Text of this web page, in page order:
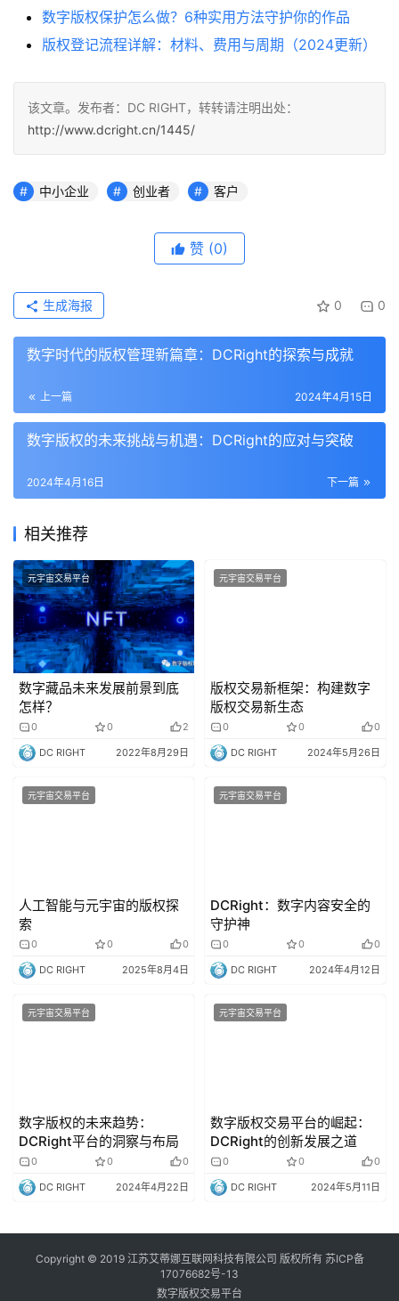
数字版权保护怎么做？6种实用方法守护你的作品
版权登记流程详解：材料、费用与周期（2024更新）
该文章。发布者：DC RIGHT，转转请注明出处：
http://www.dcright.cn/1445/
中小企业 创业者 客户
赞 (0)
0 0
生成海报
数字时代的版权管理新篇章：DCRight的探索与成就
上一篇 2024年4月15日
数字版权的未来挑战与机遇：DCRight的应对与突破
下一篇
2024年4月16日
相关推荐
元宇宙交易平台
数字藏品未来发展前景到底
怎样？
0 0 2
DC RIGHT 2022年8月29日
元宇宙交易平台
版权交易新框架：构建数字
版权交易新生态
0 0 0
DC RIGHT 2024年5月26日
元宇宙交易平台
人工智能与元宇宙的版权探
索
0 0 0
DC RIGHT 2025年8月4日
元宇宙交易平台
DCRight：数字内容安全的
守护神
0 0 0
DC RIGHT 2024年4月12日
元宇宙交易平台
数字版权的未来趋势：
DCRight平台的洞察与布局
0 0 0
DC RIGHT 2024年4月22日
元宇宙交易平台
数字版权交易平台的崛起：
DCRight的创新发展之道
0 0 0
DC RIGHT 2024年5月11日
Copyright © 2019 江苏艾蒂娜互联网科技有限公司 版权所有 苏ICP备
17076682号-13
数字版权交易平台